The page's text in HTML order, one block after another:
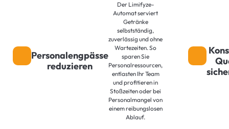
Personalengpässe
reduzieren
Der Limifyze-
Automat serviert
Getränke
selbstständig,
zuverlässig und ohne
Wartezeiten. So
sparen Sie
Personalressourcen,
entlasten Ihr Team
und profitieren in
Stoßzeiten oder bei
Personalmangel von
einem reibungslosen
Ablauf.